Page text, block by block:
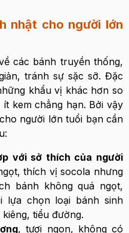
nhật cho người lớn
các bánh truyền thống,
tránh sự sặc sỡ. Đặc
khẩu vị khác hơn so
kem chẳng hạn. Bởi vậy
người lớn tuổi bạn cần
với sở thích của người
thích vị socola nhưng
bánh không quá ngọt,
lựa chọn loại bánh sinh
tiểu đường.
, tươi ngon, không có